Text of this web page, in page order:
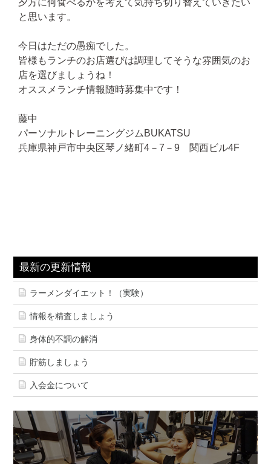
と思います。
今日はただの愚痴でした。
皆様もランチのお店選びは調理してそうな雰囲気のお
店を選びましょうね！
オススメランチ情報随時募集中です！
藤中
パーソナルトレーニングジムBUKATSU
兵庫県神戸市中央区琴ノ緒町4－7－9 関西ビル4F
最新の更新情報
ラーメンダイエット！（実験）
情報を精査しましょう
身体的不調の解消
貯筋しましょう
入会金について